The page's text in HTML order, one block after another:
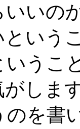
いの
いう
いうこ
しま
のを書